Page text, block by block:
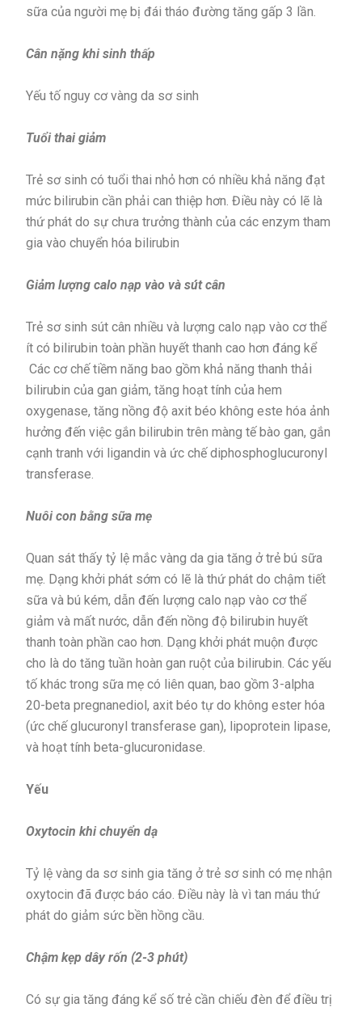
sữa của người mẹ bị đái tháo đường tăng gấp 3 lần.
Cân nặng khi sinh thấp
Yếu tố nguy cơ vàng da sơ sinh
Tuổi thai giảm
Trẻ sơ sinh có tuổi thai nhỏ hơn có nhiều khả năng đạt
mức bilirubin cần phải can thiệp hơn. Điều này có lẽ là
thứ phát do sự chưa trưởng thành của các enzym tham
gia vào chuyển hóa bilirubin
Giảm lượng calo nạp vào và sút cân
Trẻ sơ sinh sút cân nhiều và lượng calo nạp vào cơ thể
ít có bilirubin toàn phần huyết thanh cao hơn đáng kể
Các cơ chế tiềm năng bao gồm khả năng thanh thải
bilirubin của gan giảm, tăng hoạt tính của hem
oxygenase, tăng nồng độ axit béo không este hóa ảnh
hưởng đến việc gắn bilirubin trên màng tế bào gan, gắn
cạnh tranh với ligandin và ức chế diphosphoglucuronyl
transferase.
Nuôi con bằng sữa mẹ
Quan sát thấy tỷ lệ mắc vàng da gia tăng ở trẻ bú sữa
mẹ. Dạng khởi phát sớm có lẽ là thứ phát do chậm tiết
sữa và bú kém, dẫn đến lượng calo nạp vào cơ thể
giảm và mất nước, dẫn đến nồng độ bilirubin huyết
thanh toàn phần cao hơn. Dạng khởi phát muộn được
cho là do tăng tuần hoàn gan ruột của bilirubin. Các yếu
tố khác trong sữa mẹ có liên quan, bao gồm 3-alpha
20-beta pregnanediol, axit béo tự do không ester hóa
(ức chế glucuronyl transferase gan), lipoprotein lipase,
và hoạt tính beta-glucuronidase.
Yếu
Oxytocin khi chuyển dạ
Tỷ lệ vàng da sơ sinh gia tăng ở trẻ sơ sinh có mẹ nhận
oxytocin đã được báo cáo. Điều này là vì tan máu thứ
phát do giảm sức bền hồng cầu.
Chậm kẹp dây rốn (2-3 phút)
Có sự gia tăng đáng kể số trẻ cần chiếu đèn để điều trị